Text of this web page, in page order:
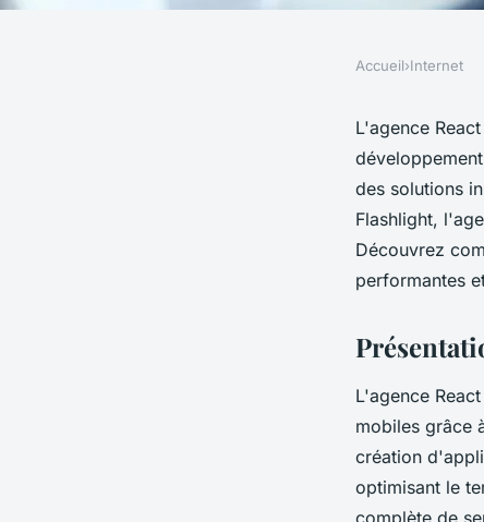
Découvrez
native digital
Accueil›Internet
L'agence
des solutions
Flashlight,
Découvrez
performantes
L'agence
mobiles grâce
création
optimisant le